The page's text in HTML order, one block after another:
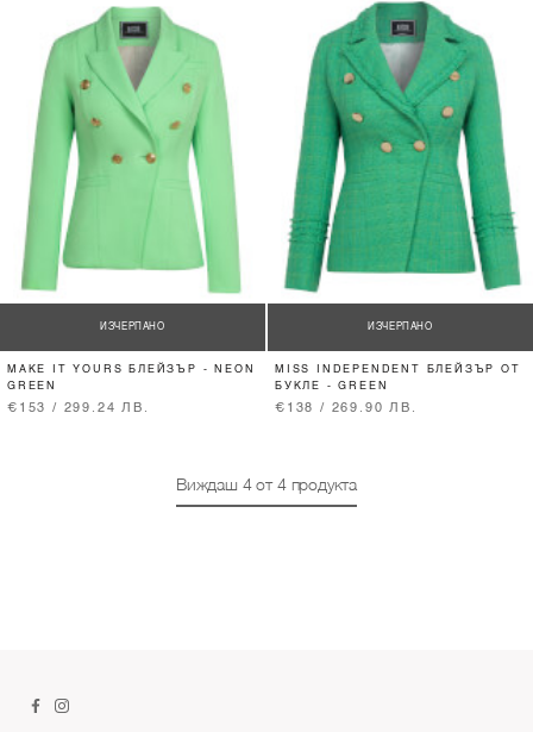
ИЗЧЕРПАНО
MAKE IT YOURS БЛЕЙЗЪР - NEON
GREEN
€153 / 299.24 ЛВ.
ИЗЧЕРПАНО
MISS INDEPENDENT БЛЕЙЗЪР ОТ
БУКЛЕ - GREEN
€138 / 269.90 ЛВ.
Виждаш 4от 4продукта